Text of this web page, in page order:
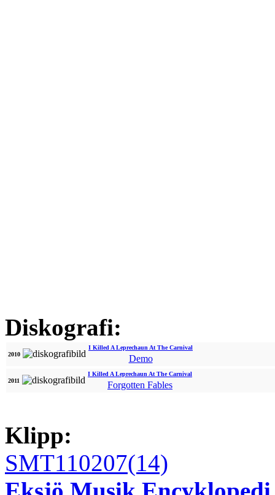
Diskografi:
2010
I Killed A Leprechaun At The Carnival
Demo
2011
I Killed A Leprechaun At The Carnival
Forgotten Fables
Klipp:
SMT110207(14)